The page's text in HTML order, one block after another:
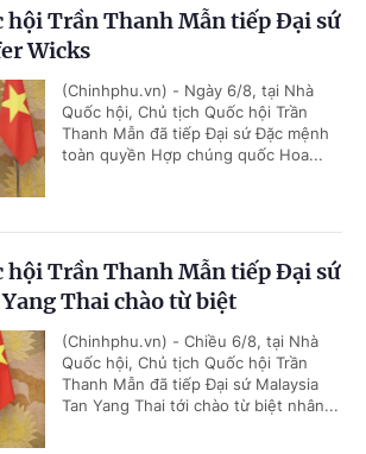
hội Trần Thanh Mẫn tiếp Đại sứ
Wicks
(Chinhphu.vn) - Ngày 6/8, tại Nhà
Quốc hội, Chủ tịch Quốc hội Trần
Thanh Mẫn đã tiếp Đại sứ Đặc mệnh
toàn quyền Hợp chúng quốc Hoa...
hội Trần Thanh Mẫn tiếp Đại sứ
Thai chào từ biệt
(Chinhphu.vn) - Chiều 6/8, tại Nhà
Quốc hội, Chủ tịch Quốc hội Trần
Thanh Mẫn đã tiếp Đại sứ Malaysia
Tan Yang Thai tới chào từ biệt nhân...